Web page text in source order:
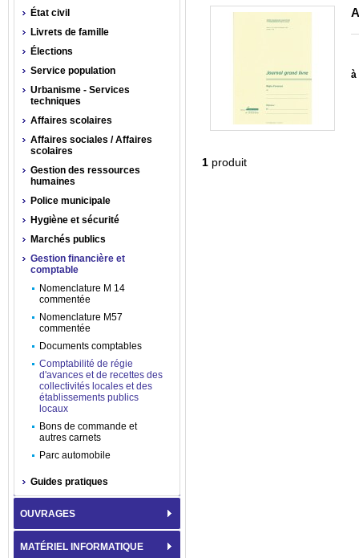
à
1 produit
État civil
Livrets de famille
Élections
Service population
Urbanisme - Services
techniques
Affaires scolaires
Affaires sociales / Affaires
scolaires
Gestion des ressources
humaines
Police municipale
Hygiène et sécurité
Marchés publics
Gestion financière et
comptable
Nomenclature M 14
commentée
Nomenclature M57
commentée
Documents comptables
Comptabilité de régie
d'avances et de recettes des
collectivités locales et des
établissements publics
locaux
Bons de commande et
autres carnets
Parc automobile
Guides pratiques
OUVRAGES
MATÉRIEL INFORMATIQUE